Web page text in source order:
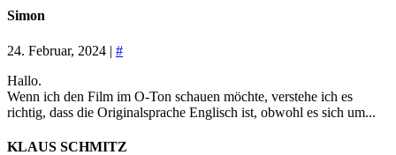
Simon
24. Februar, 2024 | #
Hallo.
Wenn ich den Film im O-Ton schauen möchte, verstehe ich es
richtig, dass die Originalsprache Englisch ist, obwohl es sich um...
KLAUS SCHMITZ